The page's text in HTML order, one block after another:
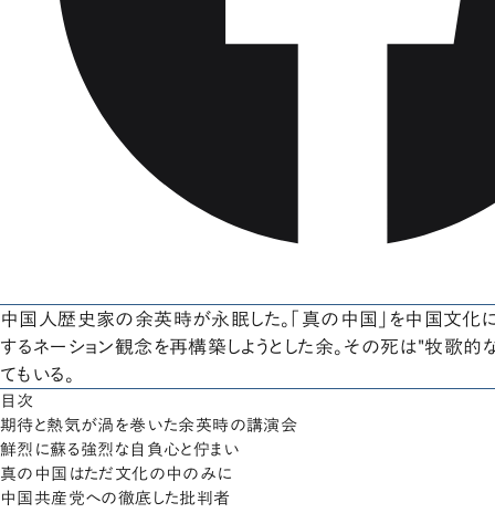
中国人歴史家の余英時が永眠した。「真の中国」を中国文化
するネーション観念を再構築しようとした余。その死は"牧歌
てもいる。
目次
期待と熱気が渦を巻いた余英時の講演会
鮮烈に蘇る強烈な自負心と佇まい
真の中国はただ文化の中のみに
中国共産党への徹底した批判者